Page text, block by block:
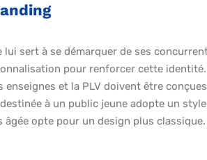
lui sert à se démarquer de ses
pour renforcer cette
et la PLV doivent être
à un public jeune adopte un
opte pour un design plus classique.